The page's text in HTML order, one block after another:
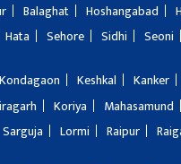
Balaghat Hoshangabad
Hata Sehore Sidhi Seoni
Kondagaon Keshkal Kanker
Koriya Mahasamund
Sarguja Lormi Raipur